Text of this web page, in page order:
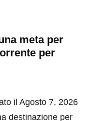
meta per
per
il Agosto 7, 2026
destinazione per